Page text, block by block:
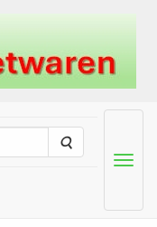
Suche
Menu